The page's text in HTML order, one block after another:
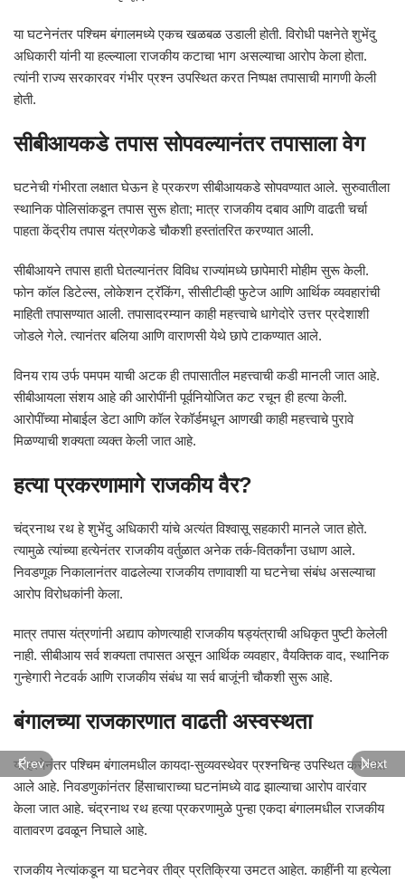
या घटनेनंतर पश्चिम बंगालमध्ये एकच खळबळ उडाली होती. विरोधी पक्षनेते शुभेंदु
अधिकारी यांनी या हल्ल्याला राजकीय कटाचा भाग असल्याचा आरोप केला होता.
त्यांनी राज्य सरकारवर गंभीर प्रश्न उपस्थित करत निष्पक्ष तपासाची मागणी केली
होती.
सीबीआयकडे तपास सोपवल्यानंतर तपासाला वेग
घटनेची गंभीरता लक्षात घेऊन हे प्रकरण सीबीआयकडे सोपवण्यात आले. सुरुवातीला
स्थानिक पोलिसांकडून तपास सुरू होता; मात्र राजकीय दबाव आणि वाढती चर्चा
पाहता केंद्रीय तपास यंत्रणेकडे चौकशी हस्तांतरित करण्यात आली.
सीबीआयने तपास हाती घेतल्यानंतर विविध राज्यांमध्ये छापेमारी मोहीम सुरू केली.
फोन कॉल डिटेल्स, लोकेशन ट्रॅकिंग, सीसीटीव्ही फुटेज आणि आर्थिक व्यवहारांची
माहिती तपासण्यात आली. तपासादरम्यान काही महत्त्वाचे धागेदोरे उत्तर प्रदेशाशी
जोडले गेले. त्यानंतर बलिया आणि वाराणसी येथे छापे टाकण्यात आले.
विनय राय उर्फ पमपम याची अटक ही तपासातील महत्त्वाची कडी मानली जात आहे.
सीबीआयला संशय आहे की आरोपींनी पूर्वनियोजित कट रचून ही हत्या केली.
आरोपींच्या मोबाईल डेटा आणि कॉल रेकॉर्डमधून आणखी काही महत्त्वाचे पुरावे
मिळण्याची शक्यता व्यक्त केली जात आहे.
हत्या प्रकरणामागे राजकीय वैर?
चंद्रनाथ रथ हे शुभेंदु अधिकारी यांचे अत्यंत विश्वासू सहकारी मानले जात होते.
त्यामुळे त्यांच्या हत्येनंतर राजकीय वर्तुळात अनेक तर्क-वितर्कांना उधाण आले.
निवडणूक निकालानंतर वाढलेल्या राजकीय तणावाशी या घटनेचा संबंध असल्याचा
आरोप विरोधकांनी केला.
मात्र तपास यंत्रणांनी अद्याप कोणत्याही राजकीय षड्यंत्राची अधिकृत पुष्टी केलेली
नाही. सीबीआय सर्व शक्यता तपासत असून आर्थिक व्यवहार, वैयक्तिक वाद, स्थानिक
गुन्हेगारी नेटवर्क आणि राजकीय संबंध या सर्व बाजूंनी चौकशी सुरू आहे.
बंगालच्या राजकारणात वाढती अस्वस्थता
या हत्येनंतर पश्चिम बंगालमधील कायदा-सुव्यवस्थेवर प्रश्नचिन्ह उपस्थित करण्यात
आले आहे. निवडणुकांनंतर हिंसाचाराच्या घटनांमध्ये वाढ झाल्याचा आरोप वारंवार
केला जात आहे. चंद्रनाथ रथ हत्या प्रकरणामुळे पुन्हा एकदा बंगालमधील राजकीय
वातावरण ढवळून निघाले आहे.
राजकीय नेत्यांकडून या घटनेवर तीव्र प्रतिक्रिया उमटत आहेत. काहींनी या हत्येला
Prev Next